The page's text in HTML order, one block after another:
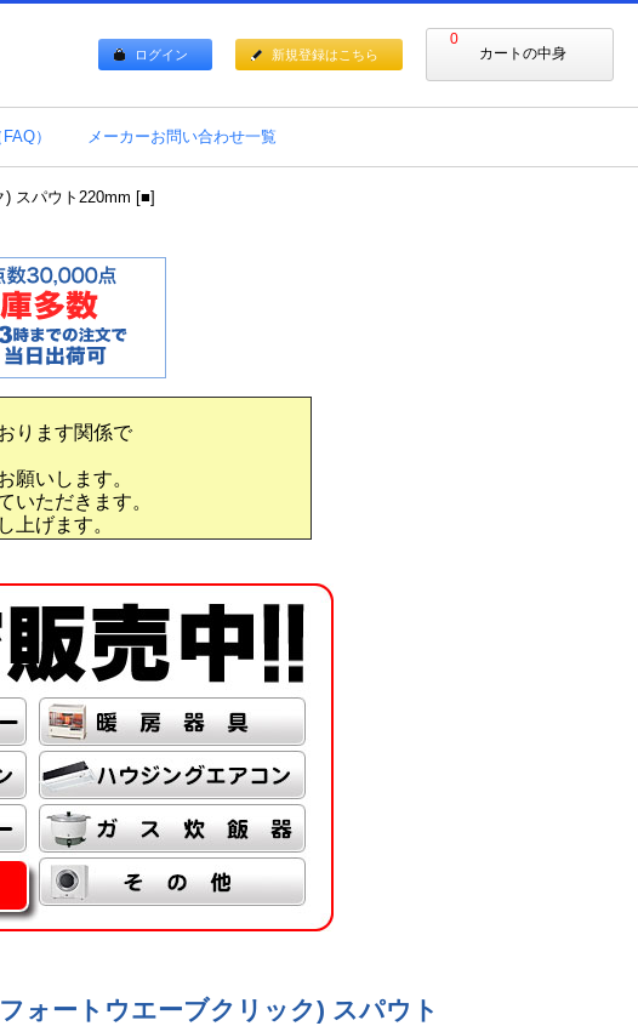
0
カートの中身
ログイン 新規登録はこちら
） メーカーお問い合わせ一覧
スパウト220mm [■]
ります関係で
願いします。
いただきます。
上げます。
ォートウエーブクリック) スパウト